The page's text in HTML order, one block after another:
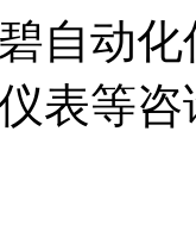
自动
表等咨